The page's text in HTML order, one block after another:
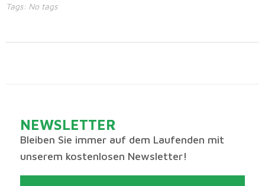
Tags: No tags
NEWSLETTER
Bleiben Sie immer auf dem Laufenden mit
unserem kostenlosen Newsletter!